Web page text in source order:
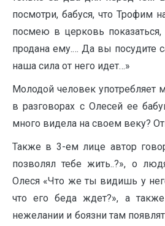
посмотри, бабуся, что Трофим
посмею в церковь
продана ему.… Да вы посудите
наша сила от него идет…»
Молодой человек употребляет
в разговорах с Олесей ее
много видела на своем веку?
Также в 3-ем лице автор
позволял тебе жить..?», о
Олеся «Что же ты видишь у
что его беда ждет?», а
нежелании и боязни там